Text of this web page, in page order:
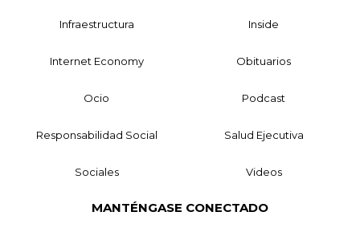
Infraestructura Inside
Internet Economy Obituarios
Ocio Podcast
Responsabilidad Social Salud Ejecutiva
Sociales Videos
MANTÉNGASE CONECTADO